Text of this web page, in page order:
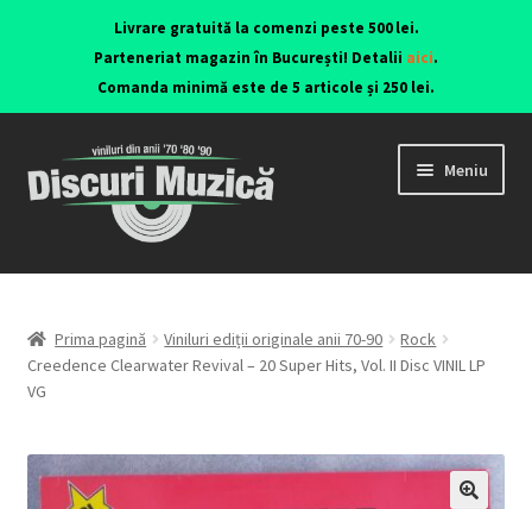
Livrare gratuită la comenzi peste 500 lei.
Parteneriat magazin în București! Detalii aici.
Comanda minimă este de 5 articole și 250 lei.
Meniu
Viniluri ediții originale anii 70-90
CD-uri originale
Contact
Prima pagină Viniluri ediții originale anii 70-90
Rock
Creedence Clearwater Revival – 20 Super Hits, Vol. II Disc VINIL LP
VG